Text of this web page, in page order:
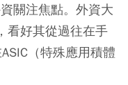
關注焦點。外資大
看好其從過往在手
（特殊應用積體